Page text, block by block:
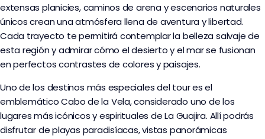
extensas planicies, caminos de arena y escenarios naturales
únicos crean una atmósfera llena de aventura y libertad.
Cada trayecto te permitirá contemplar la belleza salvaje de
esta región y admirar cómo el desierto y el mar se fusionan
en perfectos contrastes de colores y paisajes.
Uno de los destinos más especiales del tour es el
emblemático Cabo de la Vela, considerado uno de los
lugares más icónicos y espirituales de La Guajira. Allí podrás
disfrutar de playas paradisíacas, vistas panorámicas